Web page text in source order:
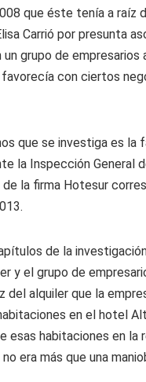
que éste tenía a raíz
Carrió por presunta
un grupo de empresarios
con ciertos
que se investiga es la
la Inspección General
la firma Hotesur
de la
y el grupo de
del alquiler que la
en el hotel
esas habitaciones en la
era más que una